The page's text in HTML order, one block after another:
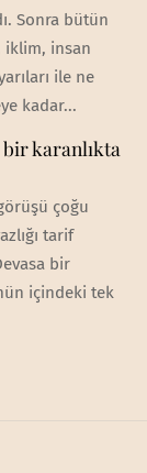
Sonra bütün
iklim, insan
ile ne
kadar...
karanlıkta
çoğu
tarif
bir
içindeki tek